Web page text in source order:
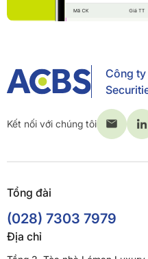
Công
Kết nối với chúng tôi
Tổng đài
(028) 7303 7979
Địa chỉ